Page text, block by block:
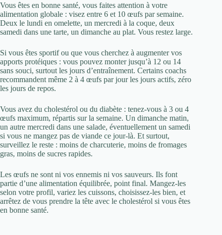
Vous êtes en bonne santé, vous faites attention à votre
alimentation globale : visez entre 6 et 10 œufs par semaine.
Deux le lundi en omelette, un mercredi à la coque, deux
samedi dans une tarte, un dimanche au plat. Vous restez large.
Si vous êtes sportif ou que vous cherchez à augmenter vos
apports protéiques : vous pouvez monter jusqu’à 12 ou 14
sans souci, surtout les jours d’entraînement. Certains coachs
recommandent même 2 à 4 œufs par jour les jours actifs, zéro
les jours de repos.
Vous avez du cholestérol ou du diabète : tenez-vous à 3 ou 4
œufs maximum, répartis sur la semaine. Un dimanche matin,
un autre mercredi dans une salade, éventuellement un samedi
si vous ne mangez pas de viande ce jour-là. Et surtout,
surveillez le reste : moins de charcuterie, moins de fromages
gras, moins de sucres rapides.
Les œufs ne sont ni vos ennemis ni vos sauveurs. Ils font
partie d’une alimentation équilibrée, point final. Mangez-les
selon votre profil, variez les cuissons, choisissez-les bien, et
arrêtez de vous prendre la tête avec le cholestérol si vous êtes
en bonne santé.